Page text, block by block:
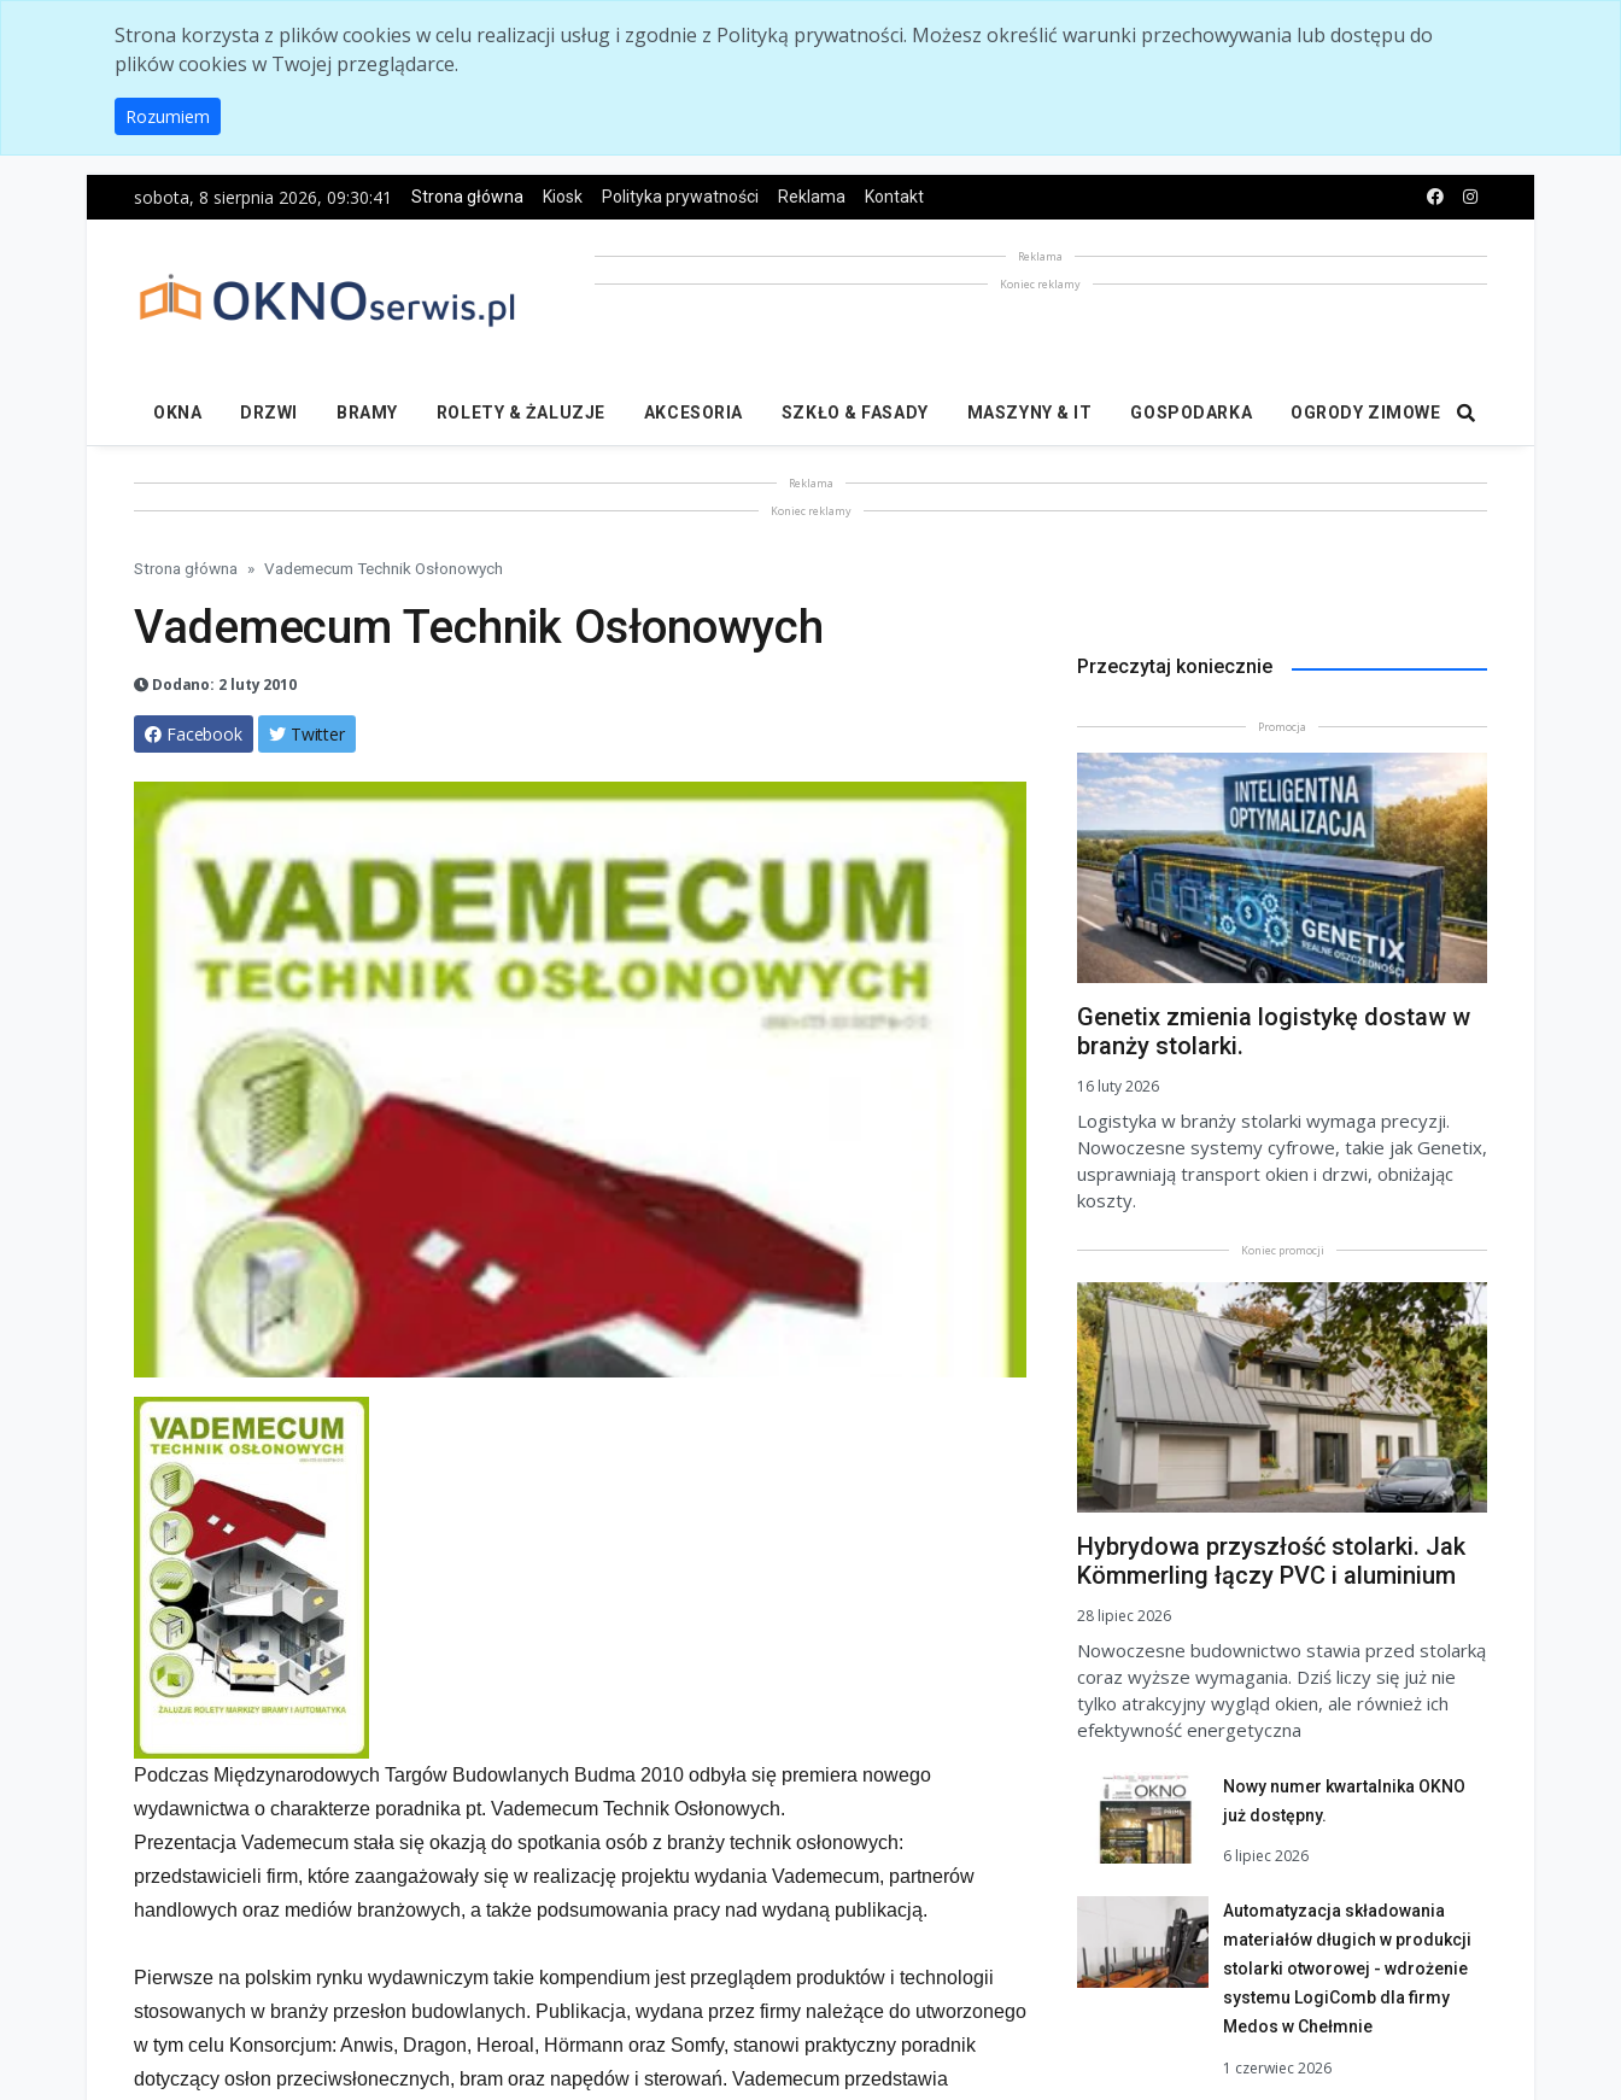
Strona korzysta z plików cookies w celu realizacji usług i zgodnie z Polityką prywatności. Możesz określić warunki przechowywania lub dostępu do
plików cookies w Twojej przeglądarce.
Rozumiem
sobota, 8 sierpnia 2026, 09:30:42 Strona główna Kiosk Polityka prywatności Reklama Kontakt
Reklama
Koniec reklamy
OKNA DRZWI BRAMY ROLETY & ŻALUZJE AKCESORIA SZKŁO & FASADY MASZYNY & IT GOSPODARKA OGRODY ZIMOWE
Reklama
Koniec reklamy
Strona główna Vademecum Technik Osłonowych
Vademecum Technik Osłonowych
Dodano: 2 luty 2010
Facebook Twitter
Podczas Międzynarodowych Targów Budowlanych Budma 2010 odbyła się premiera nowego
wydawnictwa o charakterze poradnika pt. Vademecum Technik Osłonowych.
Prezentacja Vademecum stała się okazją do spotkania osób z branży technik osłonowych:
przedstawicieli firm, które zaangażowały się w realizację projektu wydania Vademecum, partnerów
handlowych oraz mediów branżowych, a także podsumowania pracy nad wydaną publikacją.
Pierwsze na polskim rynku wydawniczym takie kompendium jest przeglądem produktów i technologii
stosowanych w branży przesłon budowlanych. Publikacja, wydana przez firmy należące do utworzonego
w tym celu Konsorcjum: Anwis, Dragon, Heroal, Hörmann oraz Somfy, stanowi praktyczny poradnik
dotyczący osłon przeciwsłonecznych, bram oraz napędów i sterowań. Vademecum przedstawia
Przeczytaj koniecznie
Promocja
Genetix zmienia logistykę dostaw w
branży stolarki.
16 luty 2026
Logistyka w branży stolarki wymaga precyzji.
Nowoczesne systemy cyfrowe, takie jak Genetix,
usprawniają transport okien i drzwi, obniżając
koszty.
Koniec promocji
Hybrydowa przyszłość stolarki. Jak
Kömmerling łączy PVC i aluminium
28 lipiec 2026
Nowoczesne budownictwo stawia przed stolarką
coraz wyższe wymagania. Dziś liczy się już nie
tylko atrakcyjny wygląd okien, ale również ich
efektywność energetyczna
Nowy numer kwartalnika OKNO
już dostępny.
6 lipiec 2026
Automatyzacja składowania
materiałów długich w produkcji
stolarki otworowej - wdrożenie
systemu LogiComb dla firmy
Medos w Chełmnie
1 czerwiec 2026